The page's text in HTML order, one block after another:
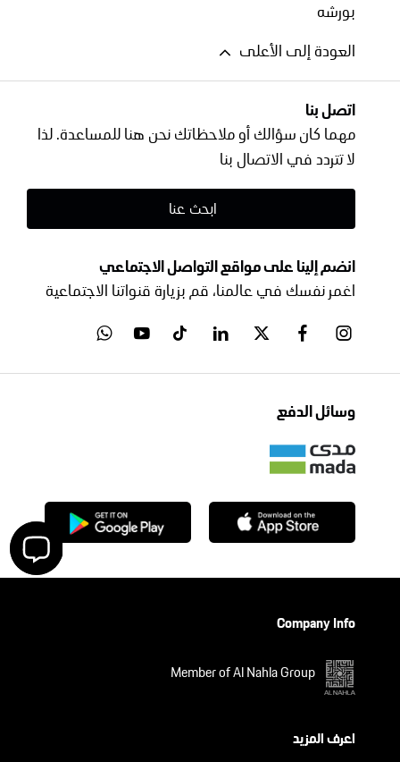
بورشه
العودة إلى الأعلى
اتصل بنا
مهما كان سؤالك أو ملاحظاتك نحن هنا للمساعدة. لذا
لا تتردد في الاتصال بنا
ابحث عنا
انضم إلينا على مواقع التواصل الاجتماعي
اغمر نفسك في عالمنا، قم بزيارة قنواتنا الاجتماعية
وسائل الدفع
Company Info
Member of Al Nahla Group
اعرف المزيد